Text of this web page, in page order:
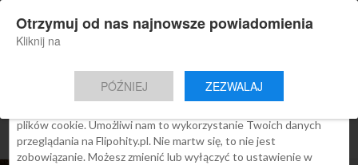
Nowa aplikacja Flipohity
Aktualne wiadomości, artykuły, TOP
Instalacja
All posts tagged "lotnisko w rzymie"
Zgoda Szczegóły O cookies
Ta strona używa plików cookies
We Flipo robimy wszystko, aby pokazać Ci tylko te treści, które
plików cookie. Umożliwi nam to wykorzystanie Twoich danych
przeglądania na Flipohity.pl. Nie martw się, to nie jest
zobowiązanie. Możesz zmienić lub wyłączyć to ustawienie w
Otrzymuj od nas najnowsze powiadomienia
Kliknij na
PÓŹNIEJ ZEZWALAJ